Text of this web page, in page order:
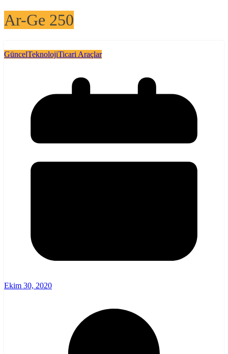
Ar-Ge 250
GüncelTeknolojiTicari Araçlar
Ekim 30, 2020